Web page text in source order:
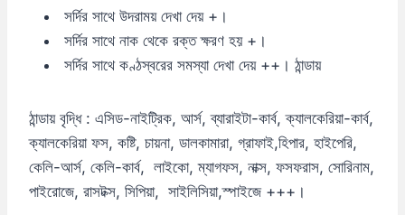
সর্দির সাথে উদরাময় দেখা দেয় +।
সর্দির সাথে নাক থেকে রক্ত ক্ষরণ হয় +।
সর্দির সাথে কণ্ঠস্বরের সমস্যা দেখা দেয় ++। ঠান্ডায়
ঠান্ডায় বৃদ্ধি : এসিড-নাইট্রিক, আর্স, ব্যারাইটা-কার্ব, ক্যালকেরিয়া-কার্ব,
ক্যালকেরিয়া ফস, কষ্টি, চায়না, ডালকামারা, গ্রাফাই,হিপার, হাইপেরি,
কেলি-আর্স, কেলি-কার্ব, লাইকো, ম্যাগফস, নাক্স, ফসফরাস, সোরিনাম,
পাইরোজে, রাসটক্স, সিপিয়া, সাইলিসিয়া,স্পাইজে +++।